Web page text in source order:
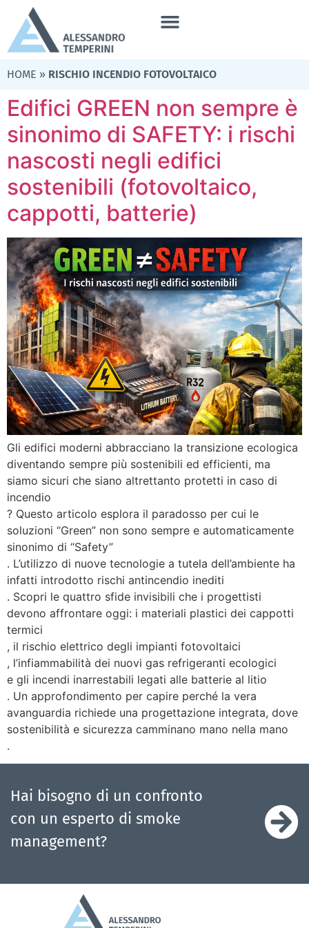
HOME » RISCHIO INCENDIO FOTOVOLTAICO
Edifici GREEN non sempre è
sinonimo di SAFETY: i rischi
nascosti negli edifici
sostenibili (fotovoltaico,
cappotti, batterie)
Gli edifici moderni abbracciano la transizione ecologica
diventando sempre più sostenibili ed efficienti, ma
siamo sicuri che siano altrettanto protetti in caso di
incendio
? Questo articolo esplora il paradosso per cui le
soluzioni “Green” non sono sempre e automaticamente
sinonimo di “Safety”
. L’utilizzo di nuove tecnologie a tutela dell’ambiente ha
infatti introdotto rischi antincendio inediti
. Scopri le quattro sfide invisibili che i progettisti
devono affrontare oggi: i materiali plastici dei cappotti
termici
, il rischio elettrico degli impianti fotovoltaici
, l’infiammabilità dei nuovi gas refrigeranti ecologici
e gli incendi inarrestabili legati alle batterie al litio
. Un approfondimento per capire perché la vera
avanguardia richiede una progettazione integrata, dove
sostenibilità e sicurezza camminano mano nella mano
.
Hai bisogno di un confronto
con un esperto di smoke
management?